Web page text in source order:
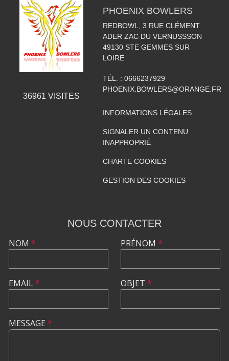
36961 VISITES
PHOENIX BOWLERS
REDBOWL, 3 RUE CLÉMENT
ADER ZAC DU VERNUSSSON
49130 STE GEMMES SUR
LOIRE
TÉL. : 0666237929
PHOENIX.BOWLERS@ORANGE.FR
INFORMATIONS LÉGALES
SIGNALER UN CONTENU
INAPPROPRIÉ
CHARTE COOKIES
GESTION DES COOKIES
NOUS CONTACTER
NOM *
EMAIL*
PRÉNOM *
OBJET *
MESSAGE *